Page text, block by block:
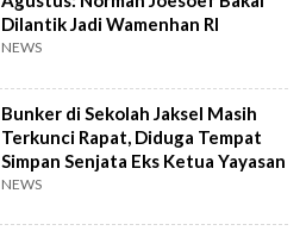
Dilantik Jadi Wamenhan RI
NEWS
Bunker di Sekolah Jaksel Masih
Terkunci Rapat, Diduga Tempat
Simpan Senjata Eks Ketua Yayasan
NEWS